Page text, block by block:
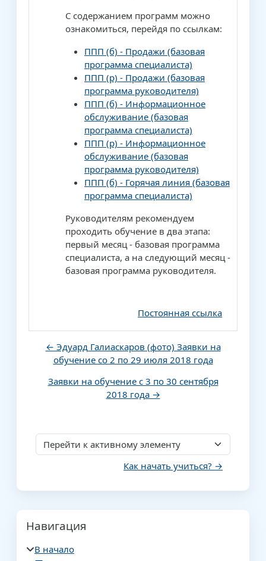
С содержанием программ можно
ознакомиться, перейдя по ссылкам:
ППП (б) - Продажи (базовая
программа специалиста)
ППП (р) - Продажи (базовая
программа руководителя)
ППП (б) - Информационное
обслуживание (базовая
программа специалиста)
ППП (р) - Информационное
обслуживание (базовая
программа руководителя)
ППП (б) - Горячая линия (базовая
программа специалиста)
Руководителям рекомендуем
проходить обучение в два этапа:
первый месяц - базовая программа
специалиста, а на следующий месяц -
базовая программа руководителя.
Постоянная ссылка
← Эдуард Галиаскаров (фото) Заявки на
обучение со 2 по 29 июля 2018 года
Заявки на обучение с 3 по 30 сентября
2018 года →
Перейти к активному элементу
Как начать учиться? →
Блоки
Навигация
В начало